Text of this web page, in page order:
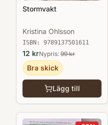
Stormvakt
Kristina Ohlsson
ISBN: 9789137501611
12 krNypris: 99kr
Bra skick
Lägg till